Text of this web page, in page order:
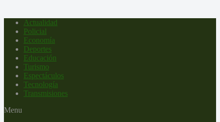
Actualidad
Policial
Economía
Deportes
Educación
Turismo
Espectáculos
Tecnología
Transmisiones
Menu